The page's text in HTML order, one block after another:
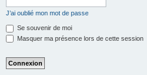
J’ai oublié mon mot de passe
Se souvenir de moi
Masquer ma présence lors de cette session